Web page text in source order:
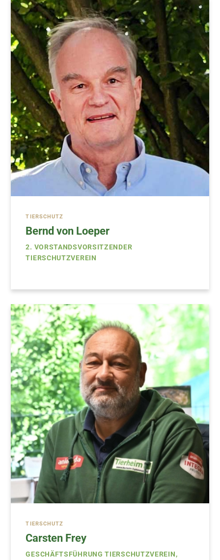
TIERSCHUTZ
Bernd von Loeper
2. VORSTANDSVORSITZENDER
TIERSCHUTZVEREIN
TIERSCHUTZ
Carsten Frey
GESCHÄFTSFÜHRUNG TIERSCHUTZVEREIN,